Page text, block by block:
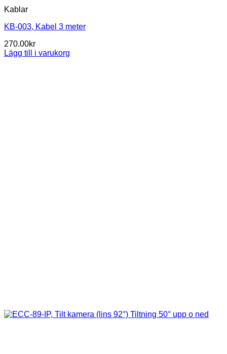
Kablar
KB-003, Kabel 3 meter
270.00kr
Lägg till i varukorg